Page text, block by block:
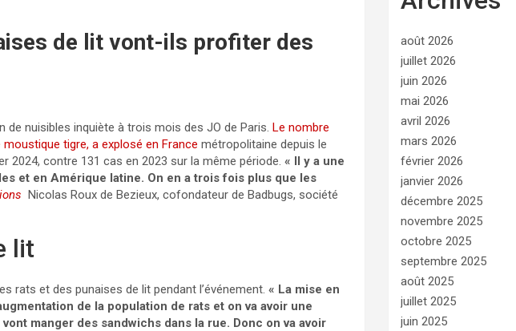
de lit vont-ils profiter des
nuisibles inquiète à trois mois des JO de Paris. Le nombre
tigre, a explosé en France métropolitaine depuis le
2024, contre 131 cas en 2023 sur la même période. « Il y a une
et en Amérique latine. On en a trois fois plus que les
Nicolas Roux de Bezieux, cofondateur de Badbugs, société
lit
rats et des punaises de lit pendant l’événement. « La mise en
de la population de rats et on va avoir une
manger des sandwichs dans la rue. Donc on va avoir
août 2026
juillet 2026
juin 2026
mai 2026
avril 2026
mars 2026
février 2026
janvier 2026
décembre 2025
novembre 2025
octobre 2025
septembre 2025
août 2025
juillet 2025
juin 2025